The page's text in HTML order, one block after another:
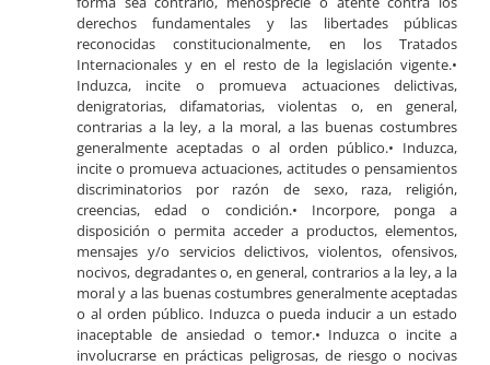
derechos fundamentales y las libertades públicas
reconocidas constitucionalmente, en los Tratados
Internacionales y en el resto de la legislación vigente.•
Induzca, incite o promueva actuaciones delictivas,
denigratorias, difamatorias, violentas o, en general,
contrarias a la ley, a la moral, a las buenas costumbres
generalmente aceptadas o al orden público.• Induzca,
incite o promueva actuaciones, actitudes o pensamientos
discriminatorios por razón de sexo, raza, religión,
creencias, edad o condición.• Incorpore, ponga a
disposición o permita acceder a productos, elementos,
mensajes y/o servicios delictivos, violentos, ofensivos,
nocivos, degradantes o, en general, contrarios a la ley, a la
moral y a las buenas costumbres generalmente aceptadas
o al orden público. Induzca o pueda inducir a un estado
inaceptable de ansiedad o temor.• Induzca o incite a
involucrarse en prácticas peligrosas, de riesgo o nocivas